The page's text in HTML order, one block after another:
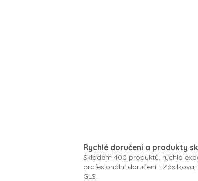
Rychlé doručení a produkty
Skladem 400 produktů, rychlá
profesionální doručení - Zásilkova,
GLS.